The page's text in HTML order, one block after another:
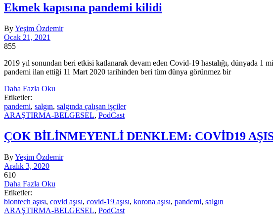
Ekmek kapısına pandemi kilidi
ByYeşim Özdemir
Ocak 21, 2021
855
2019 yıl sonundan beri etkisi katlanarak devam eden Covid-19 hastalığı, dünyada 1
pandemi ilan ettiği 11 Mart 2020 tarihinden beri tüm dünya görünmez bir
Daha Fazla Oku
Etiketler:
pandemi, salgın, salgında çalışan işçiler
ARAŞTIRMA-BELGESEL, PodCast
ÇOK BİLİNMEYENLİ DENKLEM: COVİD19
ByYeşim Özdemir
Aralık 3, 2020
610
Daha Fazla Oku
Etiketler:
biontech aşısı, covid aşısı, covid-19 aşısı, korona aşısı, pandemi, salgın
ARAŞTIRMA-BELGESEL, PodCast